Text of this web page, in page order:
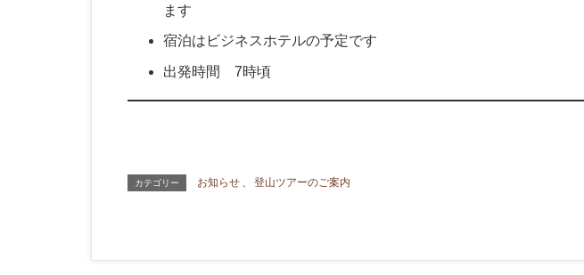
ます
宿泊はビジネスホテルの予定です
出発時間 7時頃
カテゴリー お知らせ 、 登山ツアーのご案内